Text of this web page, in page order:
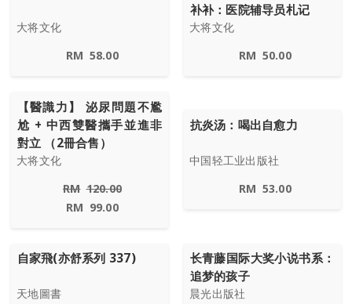
大将文化
RM 58.00
补补：医院辅导员札记
大将文化
RM 50.00
【醫識力】 泌尿問題不尷
尬 + 中西雙醫攜手並進非
對立 （2冊合售）
大将文化
RM 120.00
RM 99.00
抗炎汤：喝出自愈力
中国轻工业出版社
RM 53.00
自家飛(亦舒系列 337)
天地圖書
长青藤国际大奖小说书系：
追梦的孩子
晨光出版社